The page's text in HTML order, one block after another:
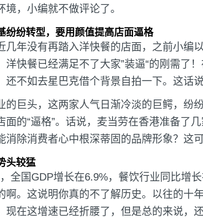
，小编就不做评论了。
纷纷转型，要用颜值提高店面逼格
几年没有再踏入洋快餐的店面，之前小编
洋快餐已经满足不了大家”装逼“的刚需了
还不如去星巴克借个背景自拍一下。这话说
的巨头，这两家人气日渐冷淡的巨鳄，纷
面的“逼格”。话说，麦当劳在香港准备了
消除消费者心中根深蒂固的品牌形象？这
头较猛
全国GDP增长在6.9%，餐饮行业同比增
啊。这说明你真的不了解历史。以往的十
现在这增速已经折腰了，但是总的来说，还